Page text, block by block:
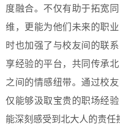
度融合。不仅有助于拓宽
维，更能为他们未来的职
时也加强了与校友间的联
享经验的平台，共同传承
之间的情感纽带。通过校
仅能够汲取宝贵的职场经
能深刻感受到北大人的责任